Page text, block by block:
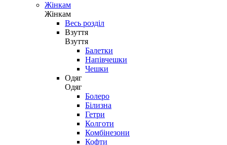
Жінкам
Жінкам
Весь розділ
Взуття
Взуття
Балетки
Напівчешки
Чешки
Одяг
Одяг
Болеро
Білизна
Гетри
Колготи
Комбінезони
Кофти